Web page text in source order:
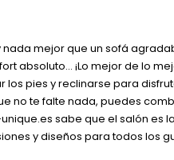
nada mejor que un sofá
absoluto… ¡Lo mejor de lo
los pies y reclinarse para
no te falte nada, puedes
unique.es sabe que el salón
y diseños para todos los